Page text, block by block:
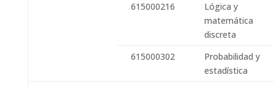
615000216
Lógica y
matemática
discreta
615000302
Probabilidad y
estadística